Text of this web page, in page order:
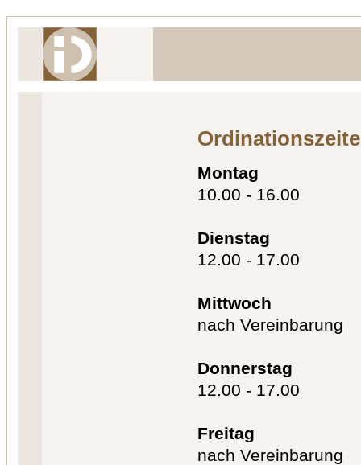
Montag
10.00 - 16.00
Dienstag
12.00 - 17.00
Mittwoch
nach Vereinbarung
Donnerstag
12.00 - 17.00
Freitag
nach Vereinbarung